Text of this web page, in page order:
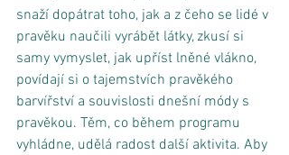
snaží dopátrat toho, jak a z čeho se lidé v
pravěku naučili vyrábět látky, zkusí si
samy vymyslet, jak upříst lněné vlákno,
povídají si o tajemstvích pravěkého
barvířství a souvislosti dnešní módy s
pravěkou. Těm, co během programu
vyhládne, udělá radost další aktivita. Aby